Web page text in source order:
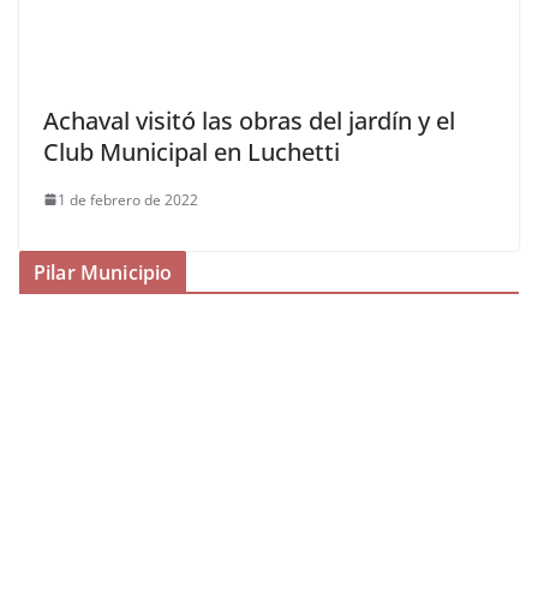
Achaval visitó las obras del jardín y el
Club Municipal en Luchetti
1 de febrero de 2022
Pilar Municipio